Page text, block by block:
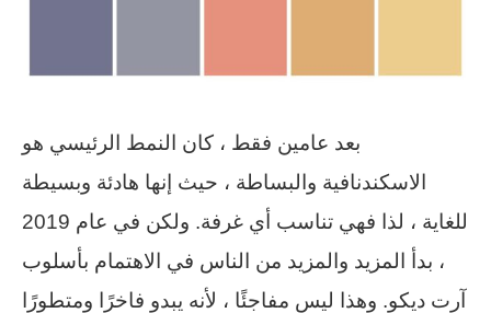
بعد عامين فقط ، كان النمط الرئيسي هو
الاسكندنافية والبساطة ، حيث إنها هادئة وبسيطة
للغاية ، لذا فهي تناسب أي غرفة. ولكن في عام 2019
، بدأ المزيد والمزيد من الناس في الاهتمام بأسلوب
آرت ديكو. وهذا ليس مفاجئًا ، لأنه يبدو فاخرًا ومتطورًا